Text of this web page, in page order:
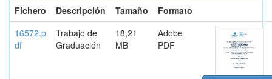
Fichero
Descripción Tamaño
Formato
16572.p
df
Trabajo de
Graduación
18,21
MB
Adobe
PDF